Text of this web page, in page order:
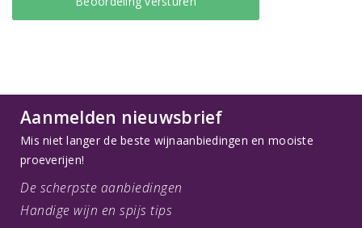
Aanmelden nieuwsbrief
Mis niet langer de beste wijnaanbiedingen en mooiste
proeverijen!
De scherpste aanbiedingen
Handige wijn en spijs tips